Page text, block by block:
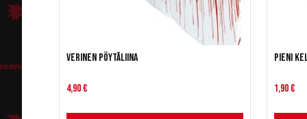
Verinen pöytäliina
4,90 €
Pieni
1,90 €